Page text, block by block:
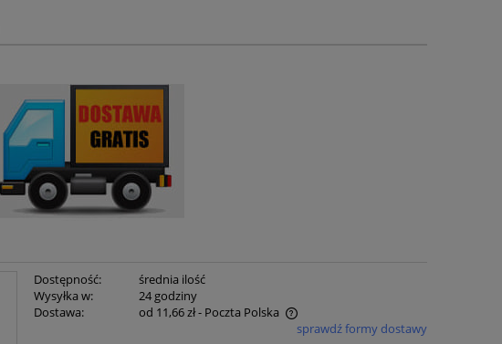
Dostępność:
średnia ilość
Wysyłka w:
24 godziny
Dostawa:
od 11,66 zł- Poczta Polska
sprawdź formy dostawy